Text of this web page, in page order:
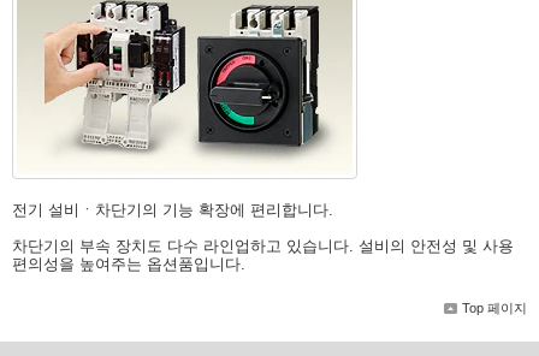
전기 설비ㆍ차단기의 기능 확장에 편리합니다.
차단기의 부속 장치도 다수 라인업하고 있습니다. 설비의 안전성 및 사용
편의성을 높여주는 옵션품입니다.
Top 페이지